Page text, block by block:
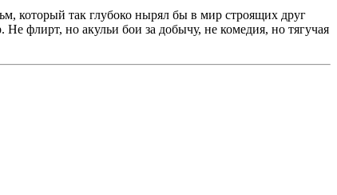
который так глубоко нырял бы в мир строящих друг
флирт, но акульи бои за добычу, не комедия, но тягучая